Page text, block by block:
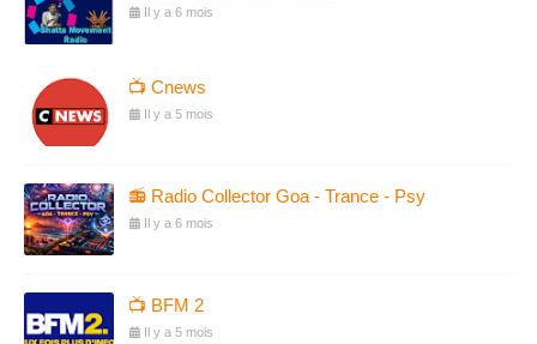
Il y a 6 mois
📺 Cnews
Il y a 5 mois
📻 Radio Collector Goa - Trance - Psy
Il y a 6 mois
📺 BFM 2
Il y a 5 mois